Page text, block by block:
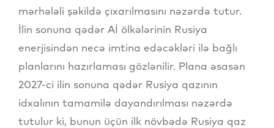
mərhələli şəkildə çıxarılmasını nəzərdə tutur.
İlin sonuna qədər Aİ ölkələrinin Rusiya
enerjisindən necə imtina edəcəkləri ilə bağlı
planlarını hazırlaması gözlənilir. Plana əsasən
2027-ci ilin sonuna qədər Rusiya qazının
idxalının tamamilə dayandırılması nəzərdə
tutulur ki, bunun üçün ilk növbədə Rusiya qaz